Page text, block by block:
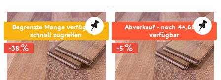
Begrenzte Menge verfügbar -
schnell zugreifen
-38
Abverkauf - noch 44,68m²
verfügbar
-5